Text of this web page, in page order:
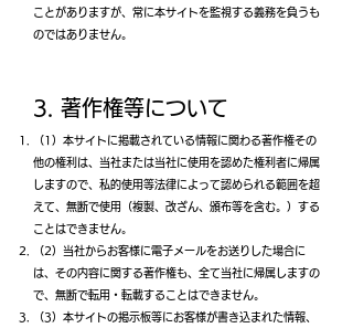
ことがありますが、常に本サイトを監視する義務を負うも
のではありません。
3. 著作権等について
（1）本サイトに掲載されている情報に関わる著作権その
他の権利は、当社または当社に使用を認めた権利者に帰属
しますので、私的使用等法律によって認められる範囲を超
えて、無断で使用（複製、改ざん、頒布等を含む。）する
ことはできません。
（2）当社からお客様に電子メールをお送りした場合に
は、その内容に関する著作権も、全て当社に帰属しますの
で、無断で転用・転載することはできません。
（3）本サイトの掲示板等にお客様が書き込まれた情報、